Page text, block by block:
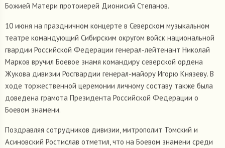
Божией Матери протоиерей Дионисий Степанов.
10 июня на праздничном концерте в Северском музыкальном
театре командующий Сибирским округом войск национальной
гвардии Российской Федерации генерал-лейтенант Николай
Марков вручил Боевое знамя командиру северской ордена
Жукова дивизии Росгвардии генерал-майору Игорю Князеву. В
ходе торжественной церемонии личному составу также была
доведена грамота Президента Российской Федерации о
Боевом знамени.
Поздравляя сотрудников дивизии, митрополит Томский и
Асиновский Ростислав отметил, что на Боевом знамени среди